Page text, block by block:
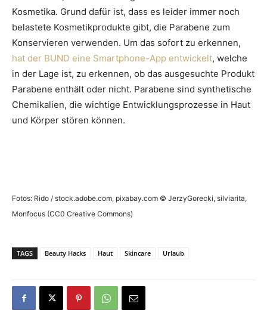
Kosmetika. Grund dafür ist, dass es leider immer noch
belastete Kosmetikprodukte gibt, die Parabene zum
Konservieren verwenden. Um das sofort zu erkennen,
hat der BUND eine Smartphone-App entwickelt, welche
in der Lage ist, zu erkennen, ob das ausgesuchte Produkt
Parabene enthält oder nicht. Parabene sind synthetische
Chemikalien, die wichtige Entwicklungsprozesse in Haut
und Körper stören können.
Fotos: Rido / stock.adobe.com, pixabay.com © JerzyGorecki, silviarita,
Monfocus (CC0 Creative Commons)
TAGS Beauty Hacks Haut Skincare Urlaub